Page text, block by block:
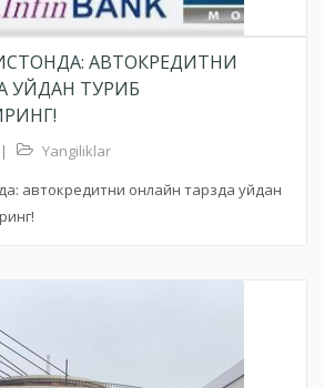
АВТОКРЕДИТНИ
УЙДАН ТУРИБ
|
Yangiliklar
автокредитни онлайн тарзда уйдан